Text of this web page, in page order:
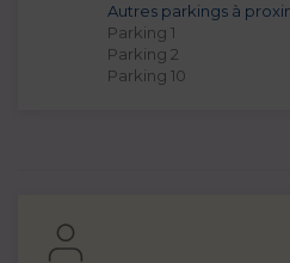
Autres parkings à
Parking 1
Parking 2
Parking 10